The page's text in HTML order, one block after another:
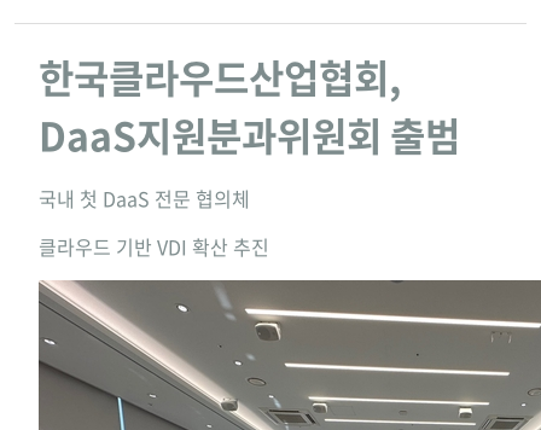
한국클라우드산업협회,
DaaS지원분과위원회 출범
국내 첫 DaaS 전문 협의체
클라우드 기반 VDI 확산 추진